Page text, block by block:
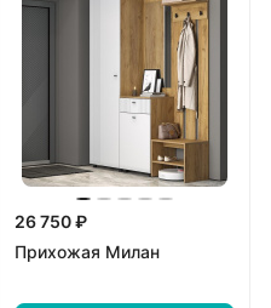
26 750 ₽
Прихожая Милан